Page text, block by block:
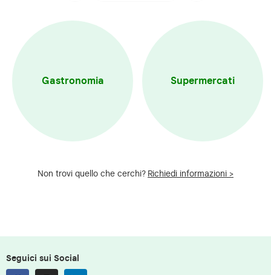
Gastronomia Supermercati
Non trovi quello che cerchi? Richiedi informazioni >
Seguici sui Social